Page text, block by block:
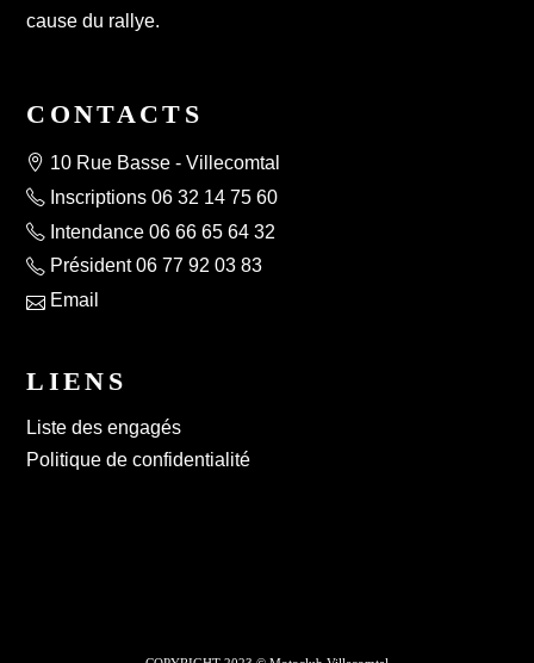
cause du rallye.
CONTACTS
10 Rue Basse - Villecomtal
Inscriptions 06 32 14 75 60
Intendance 06 66 65 64 32
Président 06 77 92 03 83
Email
LIENS
Liste des engagés
Politique de confidentialité